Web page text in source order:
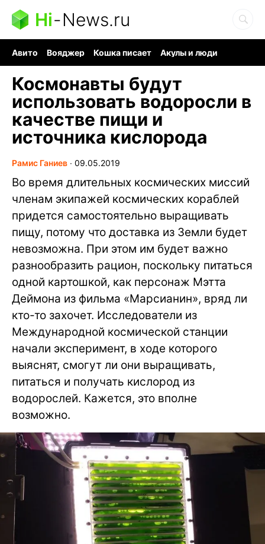
Hi-News.ru
Авито Вояджер Кошка писает
Акулы и люди
Космонавты будут
использовать водоросли в
качестве пищи и
источника кислорода
Рамис Ганиев ∙ 09.05.2019
Во время длительных космических миссий
членам экипажей космических кораблей
придется самостоятельно выращивать
пищу, потому что доставка из Земли будет
невозможна. При этом им будет важно
разнообразить рацион, поскольку питаться
одной картошкой, как персонаж Мэтта
Деймона из фильма «Марсианин», вряд ли
кто-то захочет. Исследователи из
Международной космической станции
начали эксперимент, в ходе которого
выяснят, смогут ли они выращивать,
питаться и получать кислород из
водорослей. Кажется, это вполне
возможно.